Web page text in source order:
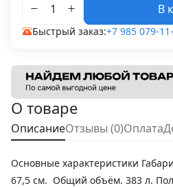
В
Быстрый заказ:+7 985 079-
О товаре
ОписаниеОтзывы (0)Оплата
Основные характеристики
67,5 см. Общий объём. 383 л.